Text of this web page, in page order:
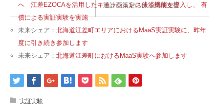
通計画策定に係る業務支援
へ 江差EZOCAを活用したキャッシュレス決済機能を導入し、 有
償による実証実験を実施
未来シェア： 北海道江差町エリアにおけるMaaS実証実験に、昨年
度に引き続き参加します
未来シェア： 北海道江差町におけるMaaS実験へ参加します
実証実験